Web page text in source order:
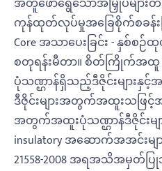
အတူဖော်ရွေသောအမြှုပ်မျာ
ကုန်ထုတ်လုပ်မှုအခြေစိုက်စခန်း
Core အသာပေးခြင်း - နှစ်စ
စတုရန်းမီတာ။ စိတ်ကြိုက်အထူ
ပုံသဏ္ဌာန်ရှိသည့်ဒီဇိုင်းများနှ
ဒီဇိုင်းများအတွက်အထူးသဖြင့်အ
အတွက်အထူးပုံသဏ္ဌာန်ဒီဇိုင်းမ
insulatory အဆောက်အအင်းမ
21558-2008 အရအသိအမှတ်ပ